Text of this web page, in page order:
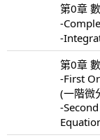
第0章
-
-
第0章
-First
(一階微
-